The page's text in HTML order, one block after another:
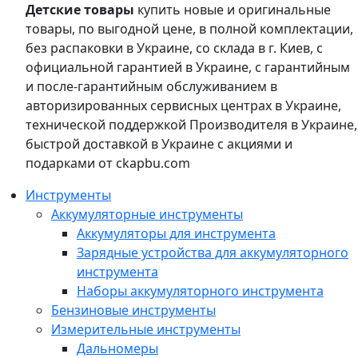
Детские товары купить новые и оригинальные
товары, по выгодной цене, в полной комплектации,
без распаковки в Украине, со склада в г. Киев, с
официальной гарантией в Украине, с гарантийным
и после-гарантийным обслуживанием в
авторизированных сервисных центрах в Украине,
технической поддержкой Производителя в Украине,
быстрой доставкой в Украине с акциями и
подарками от ckapbu.com
Инструменты
Аккумуляторные инструменты
Аккумуляторы для инструмента
Зарядные устройства для аккумуляторного
инструмента
Наборы аккумуляторного инструмента
Бензиновые инструменты
Измерительные инструменты
Дальномеры